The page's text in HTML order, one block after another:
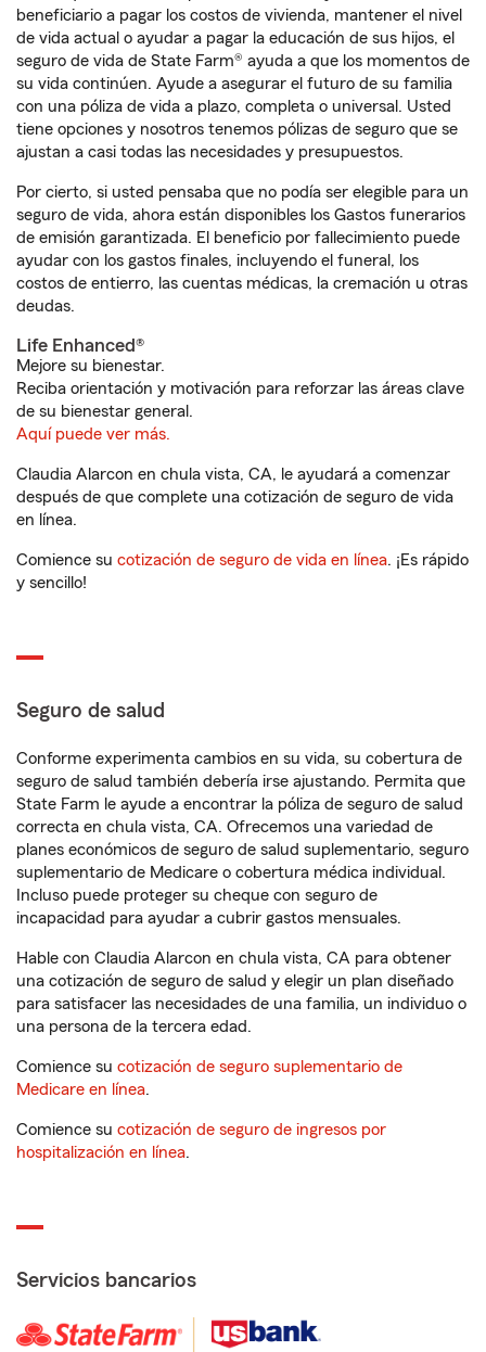
beneficiario a pagar los costos de vivienda, mantener el nivel
de vida actual o ayudar a pagar la educación de sus hijos, el
seguro de vida de State Farm® ayuda a que los momentos de
su vida continúen. Ayude a asegurar el futuro de su familia
con una póliza de vida a plazo, completa o universal. Usted
tiene opciones y nosotros tenemos pólizas de seguro que se
ajustan a casi todas las necesidades y presupuestos.
Por cierto, si usted pensaba que no podía ser elegible para un
seguro de vida, ahora están disponibles los Gastos funerarios
de emisión garantizada. El beneficio por fallecimiento puede
ayudar con los gastos finales, incluyendo el funeral, los
costos de entierro, las cuentas médicas, la cremación u otras
deudas.
Life Enhanced®
Mejore su bienestar.
Reciba orientación y motivación para reforzar las áreas clave
de su bienestar general.
Aquí puede ver más.
Claudia Alarcon en chula vista, CA, le ayudará a comenzar
después de que complete una cotización de seguro de vida
en línea.
Comience su cotización de seguro de vida en línea. ¡Es rápido
y sencillo!
Seguro de salud
Conforme experimenta cambios en su vida, su cobertura de
seguro de salud también debería irse ajustando. Permita que
State Farm le ayude a encontrar la póliza de seguro de salud
correcta en chula vista, CA. Ofrecemos una variedad de
planes económicos de seguro de salud suplementario, seguro
suplementario de Medicare o cobertura médica individual.
Incluso puede proteger su cheque con seguro de
incapacidad para ayudar a cubrir gastos mensuales.
Hable con Claudia Alarcon en chula vista, CA para obtener
una cotización de seguro de salud y elegir un plan diseñado
para satisfacer las necesidades de una familia, un individuo o
una persona de la tercera edad.
Comience su cotización de seguro suplementario de
Medicare en línea.
Comience su cotización de seguro de ingresos por
hospitalización en línea.
Servicios bancarios